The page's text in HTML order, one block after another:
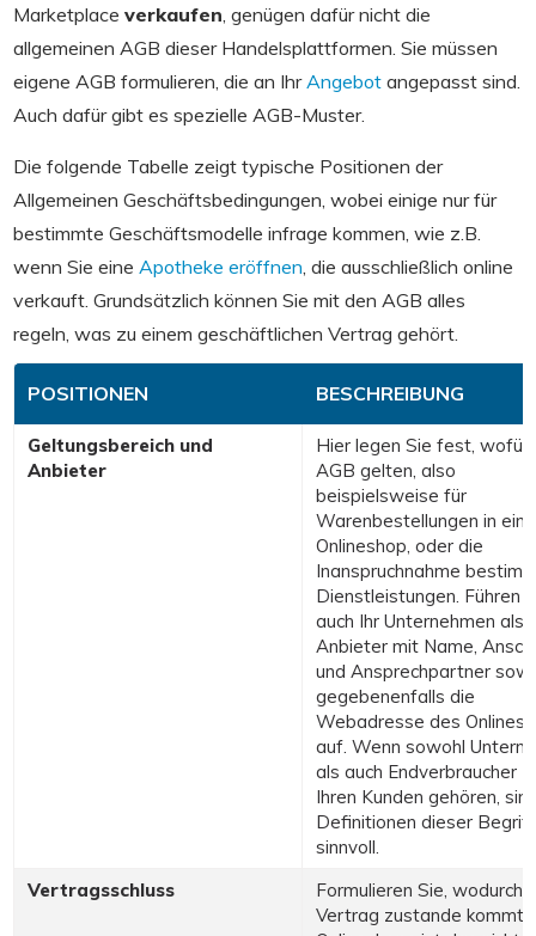
Marketplace verkaufen , genügen dafür nicht die
allgemeinen AGB dieser Handelsplattformen. Sie müssen
eigene AGB formulieren, die an Ihr Angebot angepasst sind.
Auch dafür gibt es spezielle AGB-Muster.
Die folgende Tabelle zeigt typische Positionen der
Allgemeinen Geschäftsbedingungen, wobei einige nur für
bestimmte Geschäftsmodelle infrage kommen, wie z.B.
wenn Sie eine Apotheke eröffnen , die ausschließlich online
verkauft. Grundsätzlich können Sie mit den AGB alles
regeln, was zu einem geschäftlichen Vertrag gehört.
POSITIONEN BESCHREIBUNG
Geltungsbereich und
Anbieter
Hier legen Sie fest, wofür
AGB gelten, also
beispielsweise für
Warenbestellungen in
Onlineshop, oder die
Inanspruchnahme
Dienstleistungen. Führen
auch Ihr Unternehmen als
Anbieter mit Name,
und Ansprechpartner
gegebenenfalls die
Webadresse des
auf. Wenn sowohl
als auch Endverbraucher
Ihren Kunden gehören,
Definitionen dieser
sinnvoll.
Vertragsschluss
Formulieren Sie, wodurch
Vertrag zustande kommt.